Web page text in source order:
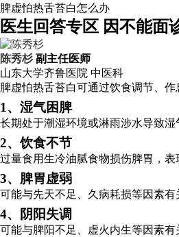
脾虚怕热舌苔白怎么办
医生回答专区 因不能面
陈秀杉 副主任医师
山东大学齐鲁医院 中医科
脾虚怕热舌苔白可通过饮食调节、
1、湿气困脾
长期处于潮湿环境或淋雨涉水导致
2、饮食不节
过量食用生冷油腻食物损伤脾胃，
3、脾胃虚弱
可能与先天不足、久病耗损等因素
4、阴阳失调
可能与脾阳不足、虚火内生等因素